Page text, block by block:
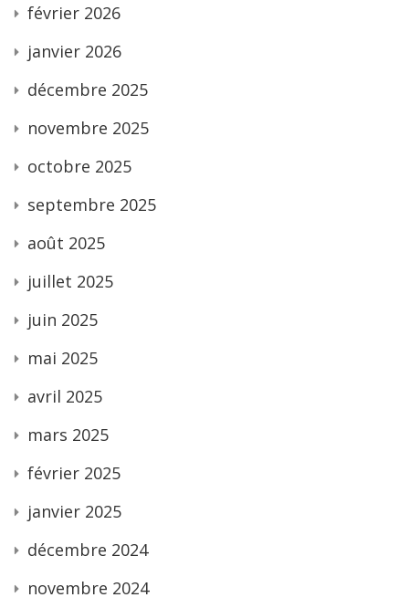
février 2026
janvier 2026
décembre 2025
novembre 2025
octobre 2025
septembre 2025
août 2025
juillet 2025
juin 2025
mai 2025
avril 2025
mars 2025
février 2025
janvier 2025
décembre 2024
novembre 2024